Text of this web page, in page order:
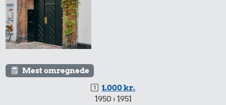
Mest omregnede
1.000 kr.
1950 › 1951